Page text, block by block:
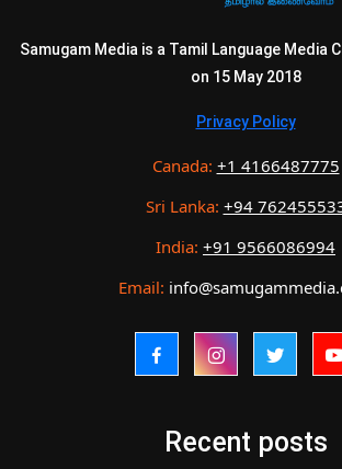
Samugam Media is a Tamil Language Media
on 15 May 2018
Privacy Policy
Canada: +1 4166487775
Sri Lanka: +94
India: +91 9566086994
Email:
Recent posts